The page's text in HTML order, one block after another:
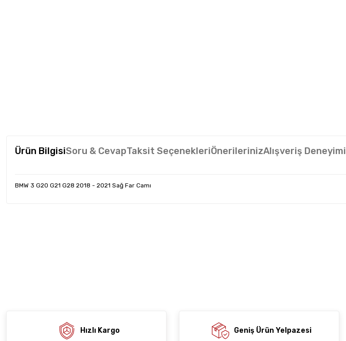
Ürün BilgisiSoru & CevapTaksit SeçenekleriÖnerilerinizAlışveriş Deneyimi
BMW 3 G20 G21 G28 2018 - 2021 Sağ Far Camı
Hızlı Kargo Geniş Ürün Yelpazesi